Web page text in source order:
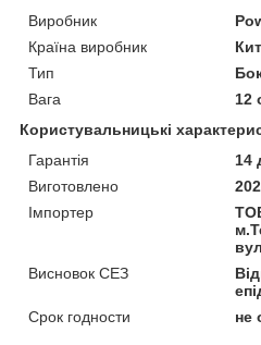
Виробник
Країна виробник
Тип
Вага
12
Користувальницькі
Гарантія
14
Виготовлено
Імпортер
Висновок СЕЗ
Срок годности
не